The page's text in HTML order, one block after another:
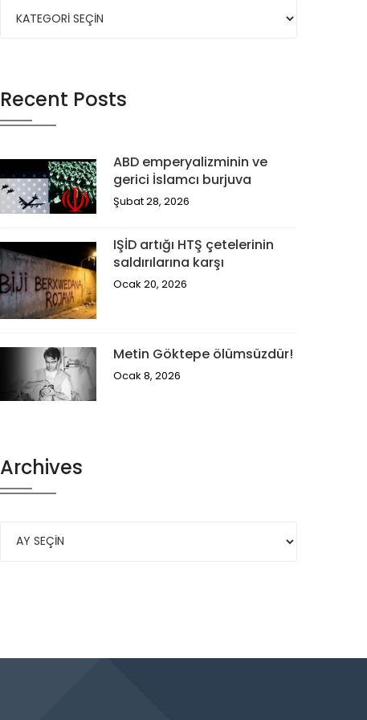
Recent Posts
ABD emperyalizminin ve
gerici İslamcı burjuva
Şubat 28, 2026
IŞİD artığı HTŞ çetelerinin
saldırılarına karşı
Ocak 20, 2026
Metin Göktepe ölümsüzdür!
Ocak 8, 2026
Archives